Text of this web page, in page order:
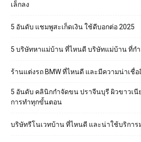
เล็กลง
5 อันดับ แชมพูสะเก็ดเงิน ใช้ดีบอกต่อ 2025
5 บริษัทหาแม่บ้าน ที่ไหนดี บริษัทแม่บ้าน ที่กำ
ร้านแต่งรถ BMW ที่ไหนดี และมีความน่าเชื่
5 อันดับ คลินิกกำจัดขน ปราจีนบุรี ผิวขาวเ
การทำทุกขั้นตอน
บริษัทรีโนเวทบ้าน ที่ไหนดี และน่าใช้บริการ